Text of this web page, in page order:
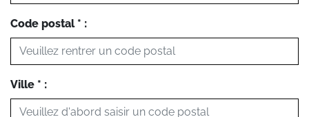
Code postal * :
Ville * :